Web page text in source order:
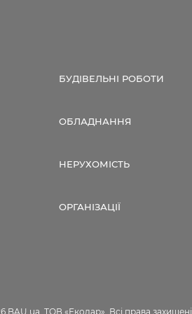
БУДІВЕЛЬНІ РОБОТИ
ОБЛАДНАННЯ
НЕРУХОМІСТЬ
ОРГАНІЗАЦІЇ
BAU.ua, ТОВ «Екодар». Всі права захищені.